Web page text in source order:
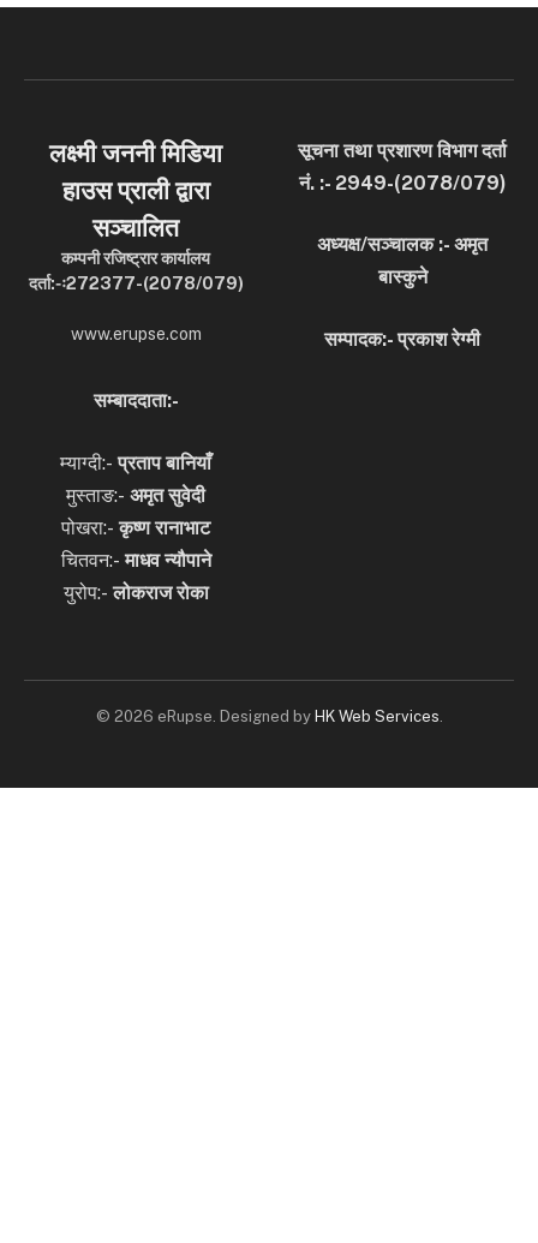
लक्ष्मी जननी मिडिया
हाउस प्राली द्वारा
सञ्चालित
कम्पनी रजिष्ट्रार कार्यालय
दर्ता:-ः272377-(2078/079)
www.erupse.com
सूचना तथा प्रशारण विभाग दर्ता
नं. :- 2949-(2078/079)
अध्यक्ष/सञ्चालक :- अमृत
बास्कुने
सम्पादक:- प्रकाश रेग्मी
सम्बाददाता:-
म्याग्दी:-प्रताप बानियाँ
मुस्ताङ:- अमृत सुवेदी
पोखरा:-कृष्ण रानाभाट
चितवन:-माधव न्यौपाने
युरोप:-लोकराज रोका
© 2026 eRupse. Designed by HK Web Services.